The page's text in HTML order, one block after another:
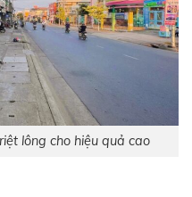
lông cho hiệu quả cao